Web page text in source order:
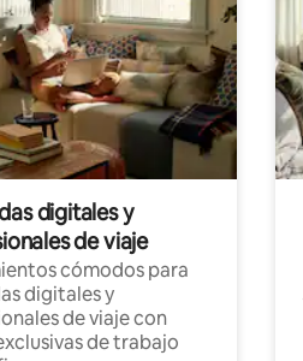
digitales y
de viaje
cómodos para
digitales y
de viaje con
de trabajo